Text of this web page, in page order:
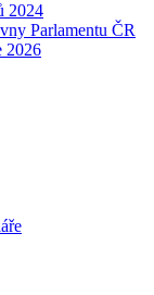
2024
Parlamentu ČR
2026